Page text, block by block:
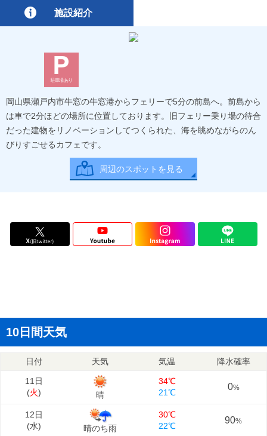
施設紹介
駐車場あり
岡山県瀬戸内市牛窓の牛窓港からフェリーで5分の前島へ。前島から
は車で2分ほどの場所に位置しております。旧フェリー乗り場の待合
だった建物をリノベーションしてつくられた、海を眺めながらのん
びりすごせるカフェです。
周辺のスポットを見る
10日間天気
日付 天気 気温 降水確率
11日
(火) 晴
34℃
21℃
0%
12日
(水) 晴のち雨
30℃
22℃
90%